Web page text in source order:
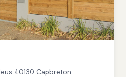
40130 Capbreton ·